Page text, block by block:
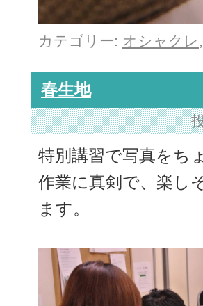
カテゴリー: オシャクレ ,
春生地
特別講習で写真をち
作業に真剣で、楽し
ます。